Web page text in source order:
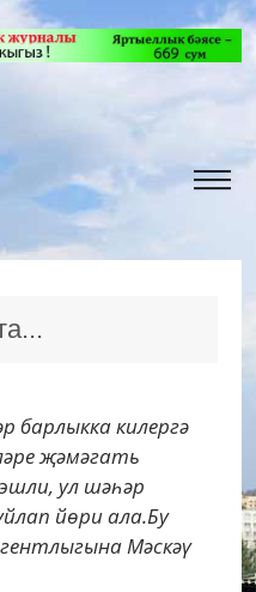
барлыкка килергә
җәмәгать
ул шәһәр
йөри ала.Бу
Мәскәү